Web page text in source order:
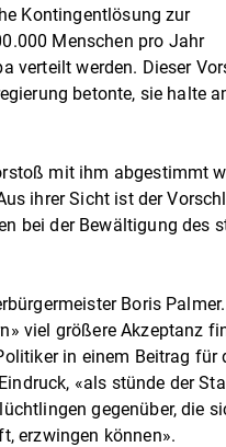
Kontingentlösung zur
Menschen pro Jahr
verteilt werden. Dieser
betonte, sie halte
mit ihm abgestimmt
ihrer Sicht ist der
bei der Bewältigung des
Boris Palmer.
viel größere Akzeptanz
in einem Beitrag für
«als stünde der
gegenüber, die
erzwingen können».